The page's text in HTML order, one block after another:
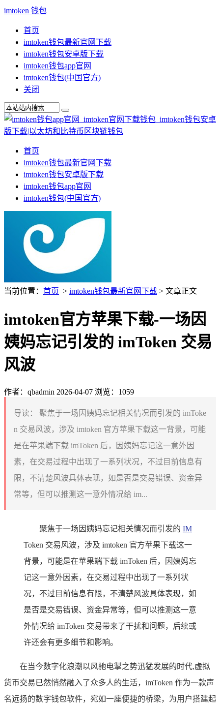
imtoken 钱包
首页
imtoken钱包最新官网下载
imtoken钱包安卓版下载
imtoken钱包app官网
imtoken钱包(中国官方)
关闭
首页
imtoken钱包最新官网下载
imtoken钱包安卓版下载
imtoken钱包app官网
imtoken钱包(中国官方)
当前位置： 首页 > imtoken钱包最新官网下载 > 文章正文
imtoken官方苹果下载-一场因
姨妈忘记引发的 imToken 交易
风波
作者：qbadmin 2026-04-07 浏览：1059
导读：
聚焦于一场因姨妈忘记相关情况而引发的 imToke
n 交易风波，涉及 imtoken 官方苹果下载这一背景，可能
是在苹果端下载 imToken 后，因姨妈忘记这一意外因
素，在交易过程中出现了一系列状况，不过目前信息有
限，不清楚风波具体表现，如是否是交易错误、资金异
常等，但可以推测这一意外情况给 im...
聚焦于一场因姨妈忘记相关情况而引发的 IM
Token 交易风波，涉及 imtoken 官方苹果下载这一
背景，可能是在苹果端下载 imToken 后，因姨妈忘
记这一意外因素，在交易过程中出现了一系列状
况，不过目前信息有限，不清楚风波具体表现，如
是否是交易错误、资金异常等，但可以推测这一意
外情况给 imToken 交易带来了干扰和问题，后续或
许还会有更多细节和影响。
在当今数字化浪潮以风驰电掣之势迅猛发展的时代,虚拟
货币交易已然悄然融入了众多人的生活，imToken 作为一款声
名远扬的数字钱包软件，宛如一座便捷的桥梁，为用户搭建起